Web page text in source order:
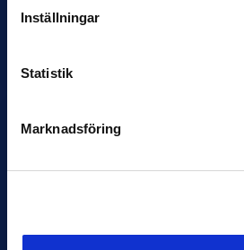
Inställningar
Statistik
Marknadsföring
Under måndagseftermiddagen